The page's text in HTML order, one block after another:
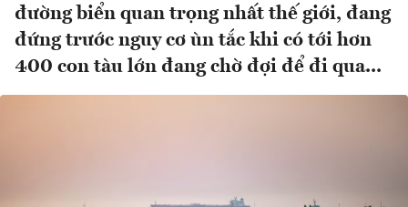
đường biển quan trọng nhất thế giới, đang
đứng trước nguy cơ ùn tắc khi có tới hơn
400 con tàu lớn đang chờ đợi để đi qua...